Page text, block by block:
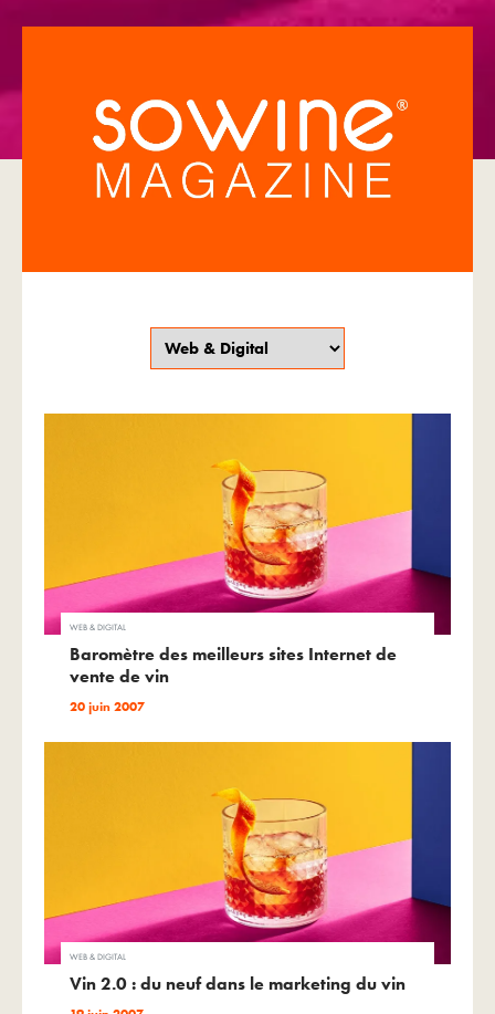
WEB & DIGITAL
Baromètre des meilleurs sites Internet de
vente de vin
20 juin 2007
WEB & DIGITAL
Vin 2.0 : du neuf dans le marketing du vin